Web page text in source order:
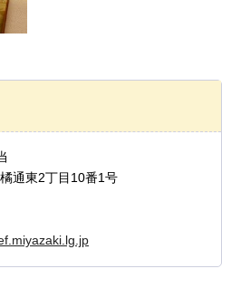
通東2丁目10番1号